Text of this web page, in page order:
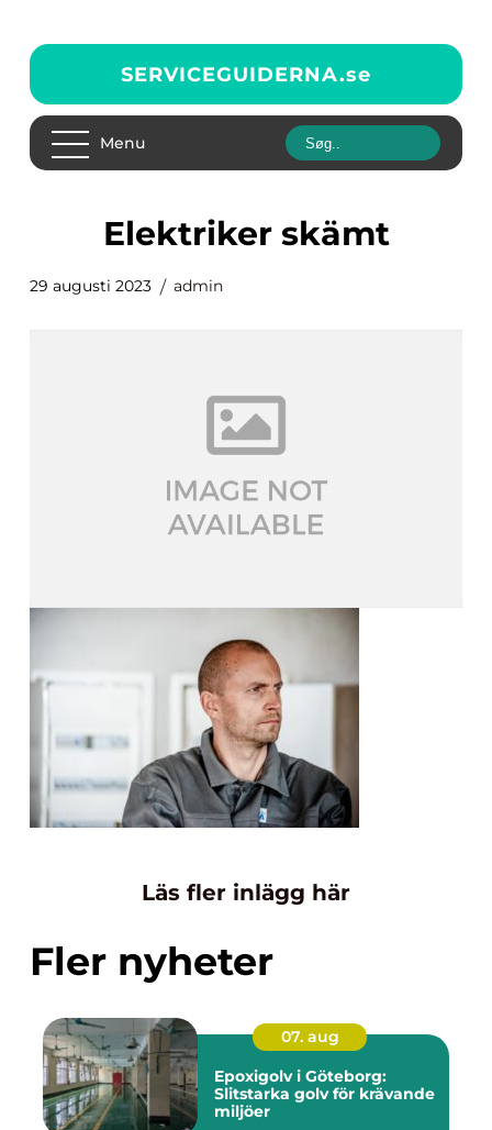
SERVICEGUIDERNA.se
Menu
elektriker skämt
29 augusti 2023 admin
Läs fler inlägg här
Fler nyheter
07. aug
Epoxigolv i Göteborg:
Slitstarka golv för krävande
miljöer